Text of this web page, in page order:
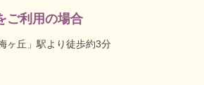
ご利用の場合
ヶ丘」駅より徒歩約3分